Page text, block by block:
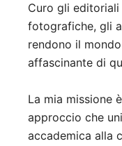
Curo gli
fotografiche, gli
rendono il
affascinante di
La mia missione
approccio che
accademica alla